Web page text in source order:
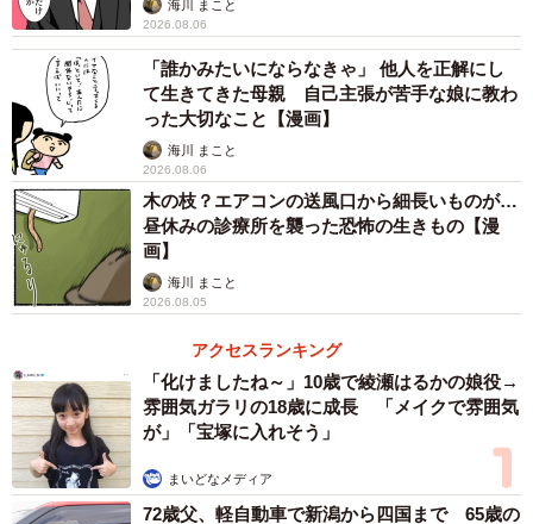
海川 まこと
2026.08.06
「誰かみたいにならなきゃ」 他人を正解にし
て生きてきた母親 自己主張が苦手な娘に教わ
った大切なこと【漫画】
海川 まこと
2026.08.06
木の枝？エアコンの送風口から細長いものが…
昼休みの診療所を襲った恐怖の生きもの【漫
画】
海川 まこと
2026.08.05
アクセスランキング
「化けましたね～」10歳で綾瀬はるかの娘役→
雰囲気ガラリの18歳に成長 「メイクで雰囲気
が」「宝塚に入れそう」
まいどなメディア
72歳父、軽自動車で新潟から四国まで 65歳の